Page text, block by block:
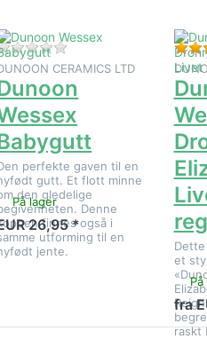
for dette produktet ennå.
Det er ingen
CERAMICS LTD
perfekte gaven til en
gutt. Et flott minne
den gledelige
Denne
finnes også i
utforming til en
jente.
På lager
26,95 *
et
raskt
På
fra